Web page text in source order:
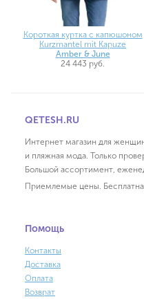
Короткая куртка с капюшоном
Kurzmantel mit Kapuze
Amber & June
24 443 руб.
QETESH.RU
Интернет магазин для
и пляжная мода. Только
Большой ассортимент,
Приемлемые цены.
Помощь
Контакты
Доставка
Оплата
Возврат